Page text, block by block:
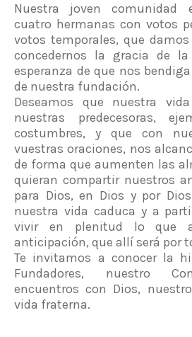
Nuestra joven comunidad
cuatro hermanas con votos
votos temporales, que
concedernos la gracia de
esperanza de que nos
de nuestra fundación.
Deseamos que nuestra
nuestras predecesoras,
costumbres, y que con
vuestras oraciones, nos
de forma que aumenten las
quieran compartir nuestros
para Dios, en Dios y por
nuestra vida caduca y a
vivir en plenitud lo que
anticipación, que allí será por
Te invitamos a conocer la
Fundadores, nuestro
encuentros con Dios,
vida fraterna.